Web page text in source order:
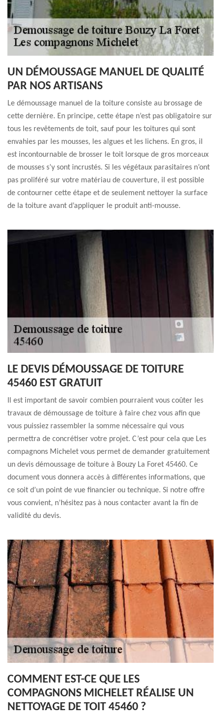
UN DÉMOUSSAGE MANUEL DE QUALITÉ
PAR NOS ARTISANS
Le démoussage manuel de la toiture consiste au brossage de
cette dernière. En principe, cette étape n’est pas obligatoire sur
tous les revêtements de toit, sauf pour les toitures qui sont
envahies par les mousses, les algues et les lichens. En gros, il
est incontournable de brosser le toit lorsque de gros morceaux
de mousses s’y sont incrustés. Si les végétaux parasitaires n’ont
pas proliféré sur votre matériau de couverture, il est possible
de contourner cette étape et de seulement nettoyer la surface
de la toiture avant d’appliquer le produit anti-mousse.
LE DEVIS DÉMOUSSAGE DE TOITURE
45460 EST GRATUIT
Il est important de savoir combien pourraient vous coûter les
travaux de démoussage de toiture à faire chez vous afin que
vous puissiez rassembler la somme nécessaire qui vous
permettra de concrétiser votre projet. C’est pour cela que Les
compagnons Michelet vous permet de demander gratuitement
un devis démoussage de toiture à Bouzy La Foret 45460. Ce
document vous donnera accès à différentes informations, que
ce soit d’un point de vue financier ou technique. Si notre offre
vous convient, n’hésitez pas à nous contacter avant la fin de
validité du devis.
COMMENT EST-CE QUE LES
COMPAGNONS MICHELET RÉALISE UN
NETTOYAGE DE TOIT 45460 ?